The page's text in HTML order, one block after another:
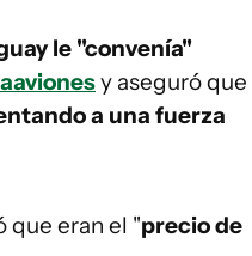
le "convenía"
y aseguró que
a una fuerza
que eran el "precio de